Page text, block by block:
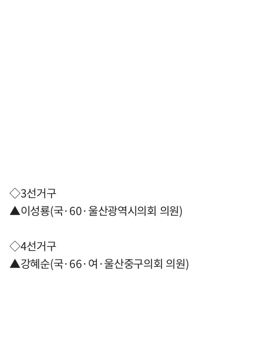
◇3선거구
▲이성룡(국·60·울산광역시의회 의원)
◇4선거구
▲강혜순(국·66·여·울산중구의회 의원)